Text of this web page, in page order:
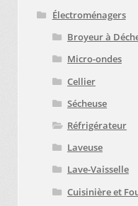
Électroménagers
Broyeur à
Micro-ondes
Cellier
Sécheuse
Réfrigérateur
Laveuse
Lave-Vaisselle
Cuisinière et